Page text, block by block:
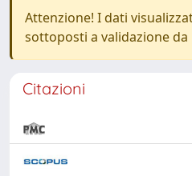
Attenzione! I dati
sottoposti a validazione
Citazioni